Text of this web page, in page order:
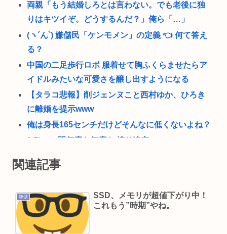
両親「もう結婚しろとは言わない。でも老後に独
りはキツイぞ。どうするんだ？」俺ら「…」
(ヽ´ん`) 嫌儲民「ケンモメン」の定義 👈 何て答え
る？
中国の二足歩行ロボ 服着せて胸ふくらませたらア
イドルみたいな可愛さを醸し出すようになる
【タラコ悲報】削ジェンヌこと西村ゆか、ひろき
に離婚を提示www
俺は身長165センチだけどそんなに低くないよね？
1.7kmの間何度も何度も 煽り追突
スマ●コ、石破岸田ってなんでにあんなに叩かれた
の？自民党の政治家だし普通に保守じゃん
及川光博（ミッチー）（56）が再婚、相手は妊娠
中。前妻の檀れいとは18年に離婚し子供はなし
自宅の庭でBBQをしていた男性、子供たちを守ろ
関連記事
嫌儲
SSD、メモリが超値下がり中！
これもう”時期”やね。